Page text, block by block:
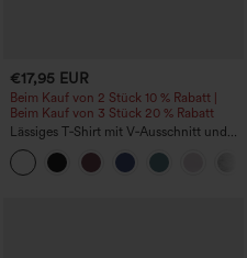
€17,95 EUR
Beim Kauf von 2 Stück 10 % Rabatt |
Beim Kauf von 3 Stück 20 % Rabatt
Lässiges T‑Shirt mit V‑Ausschnitt und
kurzen Ärmeln